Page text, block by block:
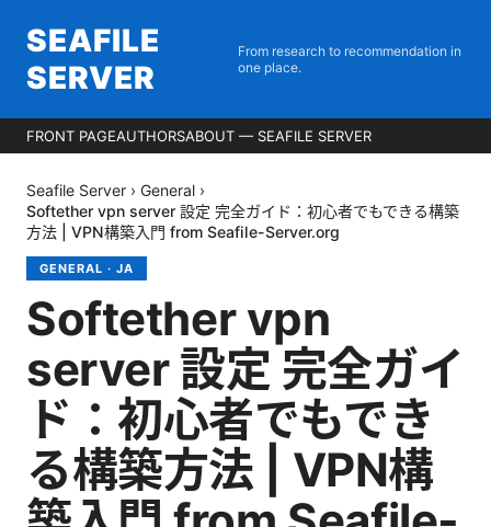
SEAFILE
SERVER
From research to recommendation in
one place.
FRONT PAGEAUTHORSABOUT — SEAFILE SERVER
Seafile Server › General ›
Softether vpn server 設定 完全ガイド：初心者でもできる構築
方法 | VPN構築入門 from Seafile-Server.org
GENERAL · JA
Softether vpn
server 設定 完全ガイ
ド：初心者でもでき
る構築方法 | VPN構